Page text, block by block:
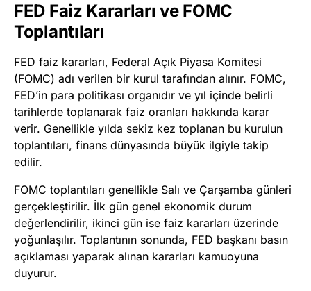
FED Faiz Kararları ve FOMC
Toplantıları
FED faiz kararları, Federal Açık Piyasa Komitesi
(FOMC) adı verilen bir kurul tarafından alınır. FOMC,
FED’in para politikası organıdır ve yıl içinde belirli
tarihlerde toplanarak faiz oranları hakkında karar
verir. Genellikle yılda sekiz kez toplanan bu kurulun
toplantıları, finans dünyasında büyük ilgiyle takip
edilir.
FOMC toplantıları genellikle Salı ve Çarşamba günleri
gerçekleştirilir. İlk gün genel ekonomik durum
değerlendirilir, ikinci gün ise faiz kararları üzerinde
yoğunlaşılır. Toplantının sonunda, FED başkanı basın
açıklaması yaparak alınan kararları kamuoyuna
duyurur.